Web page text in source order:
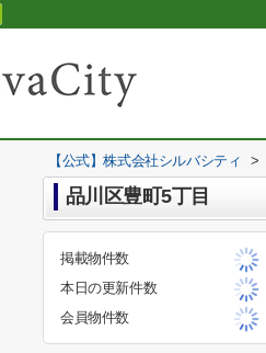
【公式】株式会社シルバシティ >
品川区豊町5丁目
掲載物件数
本日の更新件数
会員物件数